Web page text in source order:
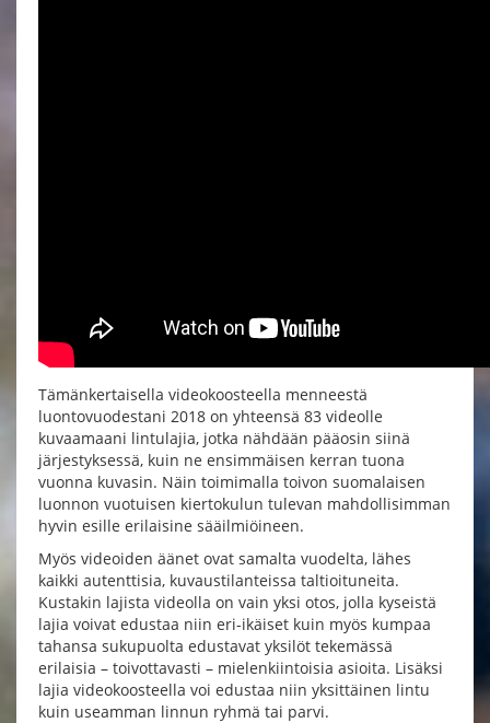
Tämänkertaisella videokoosteella menneestä
luontovuodestani 2018 on yhteensä 83 videolle
kuvaamaani lintulajia, jotka nähdään pääosin siinä
järjestyksessä, kuin ne ensimmäisen kerran tuona
vuonna kuvasin. Näin toimimalla toivon suomalaisen
luonnon vuotuisen kiertokulun tulevan mahdollisimman
hyvin esille erilaisine sääilmiöineen.
Myös videoiden äänet ovat samalta vuodelta, lähes
kaikki autenttisia, kuvaustilanteissa taltioituneita.
Kustakin lajista videolla on vain yksi otos, jolla kyseistä
lajia voivat edustaa niin eri-ikäiset kuin myös kumpaa
tahansa sukupuolta edustavat yksilöt tekemässä
erilaisia – toivottavasti – mielenkiintoisia asioita. Lisäksi
lajia videokoosteella voi edustaa niin yksittäinen lintu
kuin useamman linnun ryhmä tai parvi.